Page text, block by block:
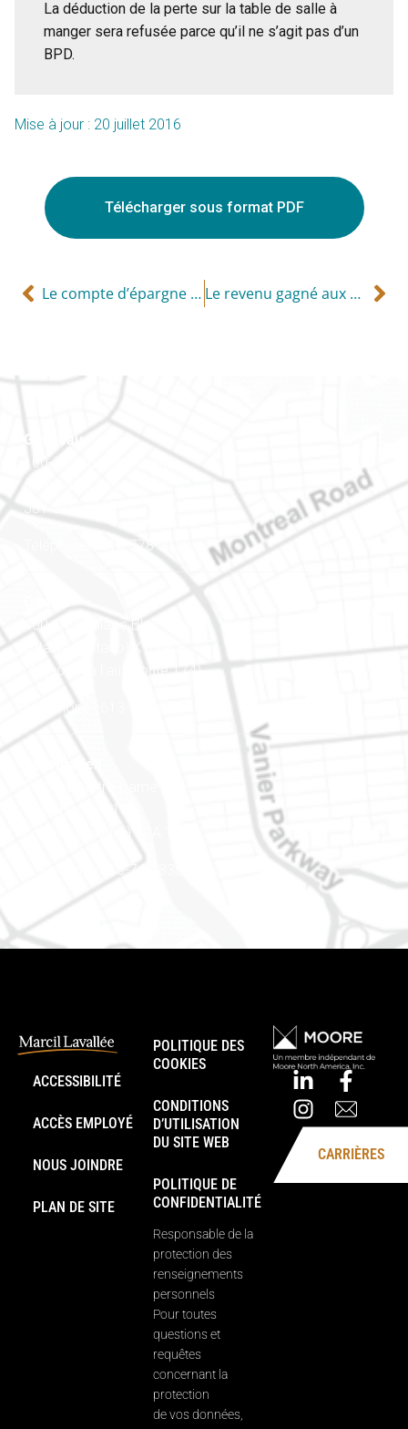
La déduction de la perte sur la table de salle à
manger sera refusée parce qu’il ne s’agit pas d’un
BPD.
Mise à jour : 20 juillet 2016
Télécharger sous format PDF
Le compte d’épargne libre d’impôt (CELI) Le revenu gagné aux fins du reer et des frais de garde d’enfants
Gatineau
100-200, rue Montcalm
Gatineau (Québec)
J8Y 3B5
Téléphone : 819-778-2428
400-1420, place Blair Towers
Ottawa (Ontario) K1J 9L8
(Adjacent à l’autoroute 174)
Téléphone : 613-745-8387
Est ontarien
888, rue Notre-Dame
Case postale 101
Embrun (Ontario) K0A 1W1
Téléphone : 613-745-8387
ACCESSIBILITÉ
ACCÈS EMPLOYÉ
NOUS JOINDRE
PLAN DE SITE
POLITIQUE DES
COOKIES
CONDITIONS
D’UTILISATION
DU SITE WEB
POLITIQUE DE
CONFIDENTIALITÉ
Responsable de la
protection des
renseignements
personnels
Pour toutes
questions et
requêtes
concernant la
protection
de vos données,
CARRIÈRES